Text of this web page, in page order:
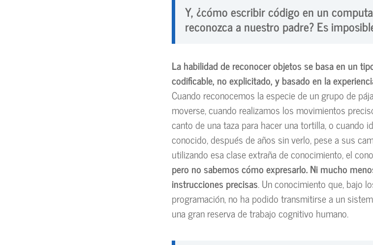
Y, ¿cómo escribir código en un
reconozca a nuestro padre? Es
La habilidad de reconocer objetos se basa en un
codificable, no explicitado, y basado en la
Cuando reconocemos la especie de un grupo de
moverse, cuando realizamos los movimientos
canto de una taza para hacer una tortilla, o cuando
conocido, después de años sin verlo, pese a sus
utilizando esa clase extraña de conocimiento, el
pero no sabemos cómo expresarlo. Ni mucho
instrucciones precisas. Un conocimiento que, bajo
programación, no ha podido transmitirse a un
una gran reserva de trabajo cognitivo humano.